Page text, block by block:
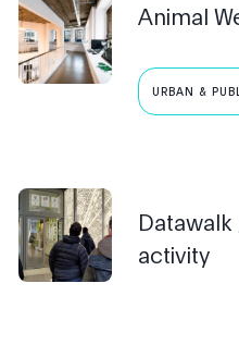
Animal
URBAN &
activity